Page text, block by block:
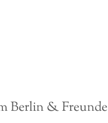
Berlin & Freunde